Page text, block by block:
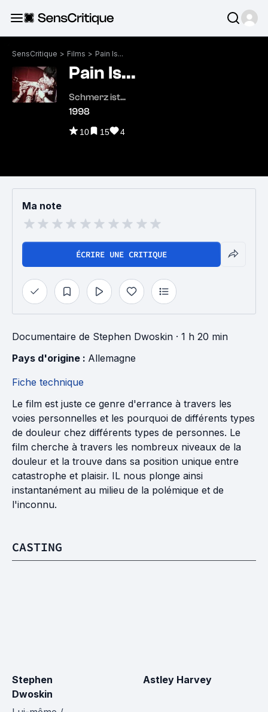
SensCritique > Films > Pain Is...
Pain Is...
Schmerz ist...
1998
10 15 4
Ma note
ÉCRIRE UNE CRITIQUE
Documentaire de Stephen Dwoskin · 1 h 20 min
Pays d'origine : Allemagne
Fiche technique
Le film est juste ce genre d'errance à travers les
voies personnelles et les pourquoi de différents types
de douleur chez différents types de personnes. Le
film cherche à travers les nombreux niveaux de la
douleur et la trouve dans sa position unique entre
catastrophe et plaisir. IL nous plonge ainsi
instantanément au milieu de la polémique et de
l'inconnu.
CASTING
Stephen
Dwoskin
Astley Harvey